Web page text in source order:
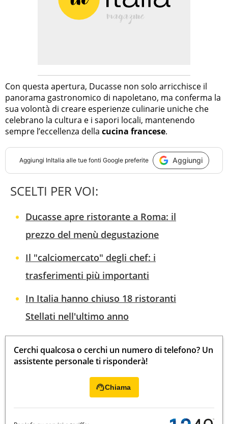
Con questa apertura, Ducasse non solo arricchisce il
panorama gastronomico di napoletano, ma conferma la
sua volontà di creare esperienze culinarie uniche che
celebrano la cultura e i sapori locali, mantenendo
sempre l’eccellenza della cucina francese.
Aggiungi InItalia alle tue fonti Google preferite Aggiungi
SCELTI PER VOI:
Ducasse apre ristorante a Roma: il
prezzo del menù degustazione
Il "calciomercato" degli chef: i
trasferimenti più importanti
In Italia hanno chiuso 18 ristoranti
Stellati nell'ultimo anno
Cerchi qualcosa o cerchi un numero di telefono? Un
assistente personale ti risponderà!
Chiama